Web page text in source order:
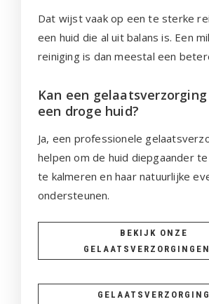
Dat wijst vaak op een te sterke
een huid die al uit balans is. Een
reiniging is dan meestal een
Kan een
een droge huid?
Ja, een professionele
helpen om de huid diepgaander
te kalmeren en haar natuurlijke
ondersteunen.
BEKIJK ONZE
GELAATSVERZORGINGEN
GELAATSVERZORGING